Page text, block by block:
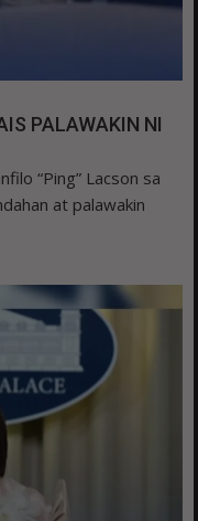
PALAWAKIN NI
“Ping” Lacson sa
at palawakin